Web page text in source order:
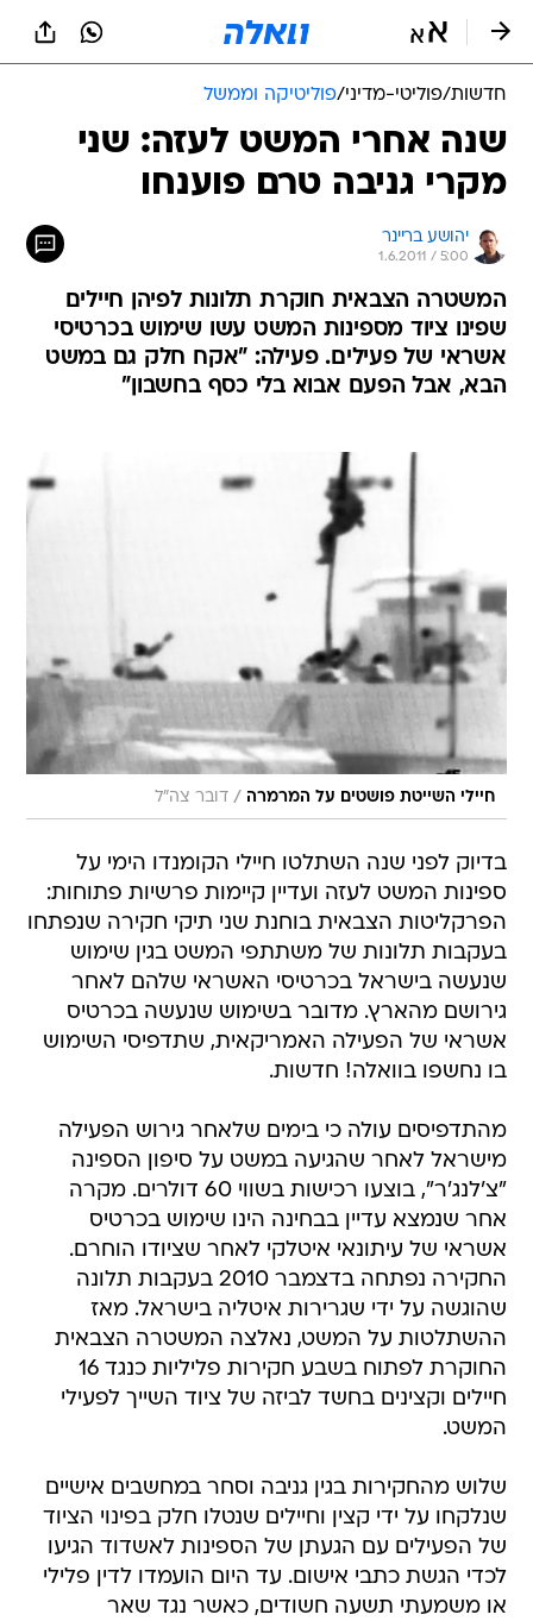
חדשות/פוליטי-מדיני/פוליטיקה וממשל
שנה אחרי המשט לעזה: שני
מקרי גניבה טרם פוענחו
יהושע בריינר
1.6.2011 / 5:00
המשטרה הצבאית חוקרת תלונות לפיהן חיילים
שפינו ציוד מספינות המשט עשו שימוש בכרטיסי
אשראי של פעילים. פעילה: "אקח חלק גם במשט
הבא, אבל הפעם אבוא בלי כסף בחשבון"
חיילי השייטת פושטים על המרמרה / דובר צה"ל
בדיוק לפני שנה השתלטו חיילי הקומנדו הימי על
ספינות המשט לעזה ועדיין קיימות פרשיות פתוחות:
הפרקליטות הצבאית בוחנת שני תיקי חקירה שנפתחו
בעקבות תלונות של משתתפי המשט בגין שימוש
שנעשה בישראל בכרטיסי האשראי שלהם לאחר
גירושם מהארץ. מדובר בשימוש שנעשה בכרטיס
אשראי של הפעילה האמריקאית, שתדפיסי השימוש
בו נחשפו בוואלה! חדשות.
מהתדפיסים עולה כי בימים שלאחר גירוש הפעילה
מישראל לאחר שהגיעה במשט על סיפון הספינה
"צ'לנג'ר", בוצעו רכישות בשווי 60 דולרים. מקרה
אחר שנמצא עדיין בבחינה הינו שימוש בכרטיס
אשראי של עיתונאי איטלקי לאחר שציודו הוחרם.
החקירה נפתחה בדצמבר 2010 בעקבות תלונה
שהוגשה על ידי שגרירות איטליה בישראל. מאז
ההשתלטות על המשט, נאלצה המשטרה הצבאית
החוקרת לפתוח בשבע חקירות פליליות כנגד 16
חיילים וקצינים בחשד לביזה של ציוד השייך לפעילי
המשט.
שלוש מהחקירות בגין גניבה וסחר במחשבים אישיים
שנלקחו על ידי קצין וחיילים שנטלו חלק בפינוי הציוד
של הפעילים עם הגעתן של הספינות לאשדוד הגיעו
לכדי הגשת כתבי אישום. עד היום הועמדו לדין פלילי
או משמעתי תשעה חשודים, כאשר נגד שאר